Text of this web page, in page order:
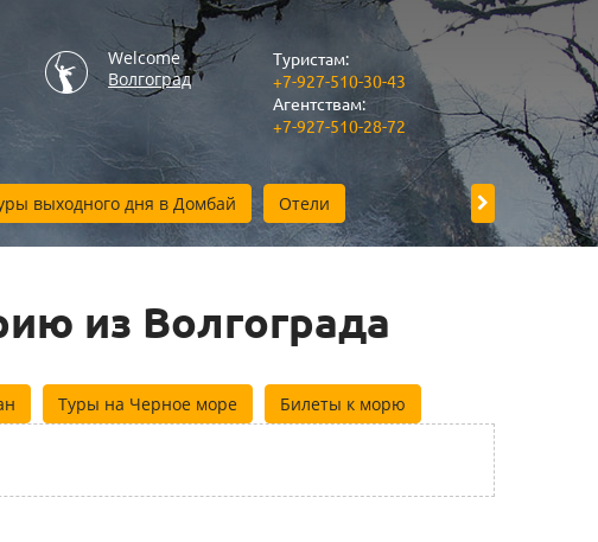
Welcome
Волгоград
Туристам:
+7-927-510-30-43
Агентствам:
+7-927-510-28-72
выходного дня в Домбай Отели Прием в
из Волгограда
Туры на Черное море Билеты к морю